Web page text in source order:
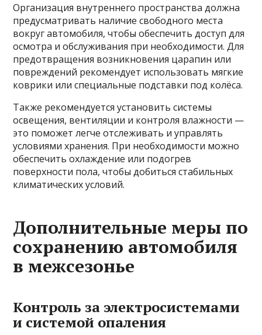
Организация внутреннего пространства должна
предусматривать наличие свободного места
вокруг автомобиля, чтобы обеспечить доступ для
осмотра и обслуживания при необходимости. Для
предотвращения возникновения царапин или
повреждений рекомендует использовать мягкие
коврики или специальные подставки под колёса.
Также рекомендуется установить системы
освещения, вентиляции и контроля влажности —
это поможет легче отслеживать и управлять
условиями хранения. При необходимости можно
обеспечить охлаждение или подогрев
поверхности пола, чтобы добиться стабильных
климатических условий.
Дополнительные меры по
сохранению автомобиля
в межсезонье
Контроль за электросистемами
и системой опаления